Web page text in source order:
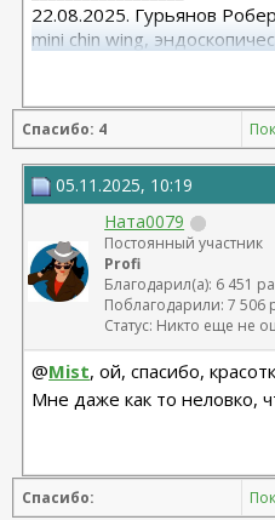
22.08.2025. Гурьянов
mini chin wing,
27.02.2026. Гурьянов Р. А.
век. Липофилинг скул и
Спасибо: 4
05.11.2025, 10:19
Ната0079
Постоянный участник
Profi
Благодарил(а): 6 451
Поблагодарили: 7 506
Статус: Никто еще не
@Mist, ой, спасибо,
Мне даже как то неловко,
Спасибо: